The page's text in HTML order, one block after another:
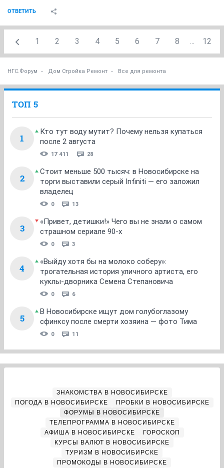
ОТВЕТИТЬ
1 2 3 4 5 6 7 8 ... 12
НГС.Форум Дом Стройка Ремонт Все для ремонта
ТОП 5
1
Кто тут воду мутит? Почему нельзя купаться
после 2 августа
17 411 28
2
Стоит меньше 500 тысяч: в Новосибирске на
торги выставили серый Infiniti — его заложил
владелец
0 13
3
«Привет, детишки!» Чего вы не знали о самом
страшном сериале 90-х
0 3
4
«Выйду хотя бы на молоко соберу»:
трогательная история уличного артиста, его
куклы-дворника Семена Степановича
0 6
5
В Новосибирске ищут дом голубоглазому
сфинксу после смерти хозяина — фото Тима
0 11
ЗНАКОМСТВА В НОВОСИБИРСКЕ
ПОГОДА В НОВОСИБИРСКЕ
ПРОБКИ В НОВОСИБИРСКЕ
ФОРУМЫ В НОВОСИБИРСКЕ
ТЕЛЕПРОГРАММА В НОВОСИБИРСКЕ
АФИША В НОВОСИБИРСКЕ
ГОРОСКОП
КУРСЫ ВАЛЮТ В НОВОСИБИРСКЕ
ТУРИЗМ В НОВОСИБИРСКЕ
ПРОМОКОДЫ В НОВОСИБИРСКЕ